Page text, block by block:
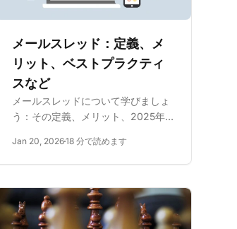
メールスレッド：定義、メ
リット、ベストプラクティ
スなど
メールスレッドについて学びましょ
う：その定義、メリット、2025年
チェーンの違いを理解し、Gmail、
Outlook、Apple Mailで効率的に管
ションのテクニックをご紹介...
Jan 20, 202618 分で読めます